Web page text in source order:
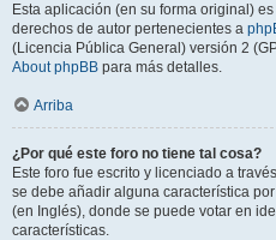
Esta aplicación (en su forma original)
derechos de autor pertenecientes a
(Licencia Pública General) versión 2
About phpBB para más detalles.
Arriba
¿Por qué este foro no tiene tal cosa?
Este foro fue escrito y licenciado a
se debe añadir alguna característica
(en Inglés), donde se puede votar en
características.